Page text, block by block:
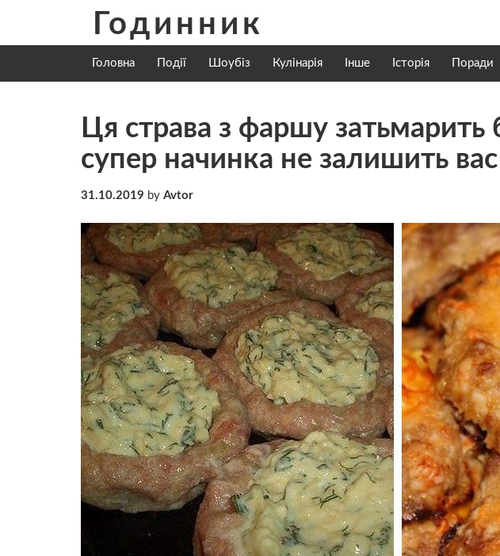
content
Годинник
Головна Події Шоубіз Кулінарія Інше Історія Поради
Ця страва з фаршу затьмарить
супер начинка не залишить
31.10.2019 by Avtor